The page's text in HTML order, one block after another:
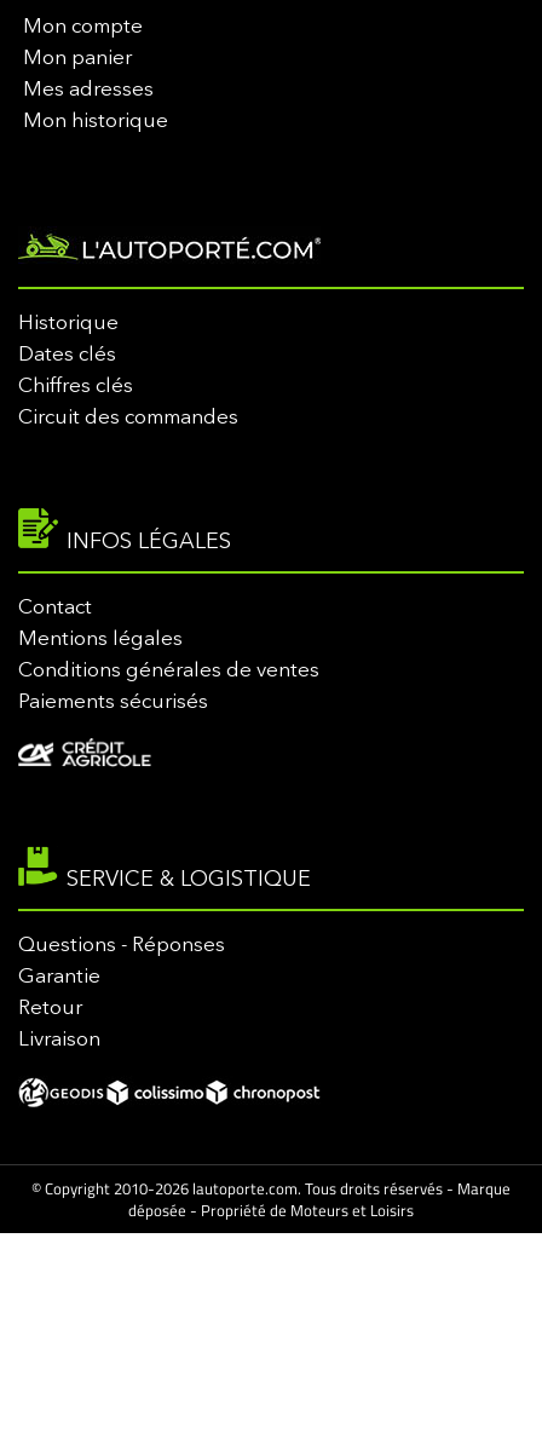
Mon compte
Mon panier
Mes adresses
Mon historique
Historique
Dates clés
Chiffres clés
Circuit des commandes
INFOS LÉGALES
Contact
Mentions légales
Conditions générales de ventes
Paiements sécurisés
SERVICE & LOGISTIQUE
Questions - Réponses
Garantie
Retour
Livraison
© Copyright 2010-2026 lautoporte.com. Tous droits réservés - Marque
déposée - Propriété de Moteurs et Loisirs